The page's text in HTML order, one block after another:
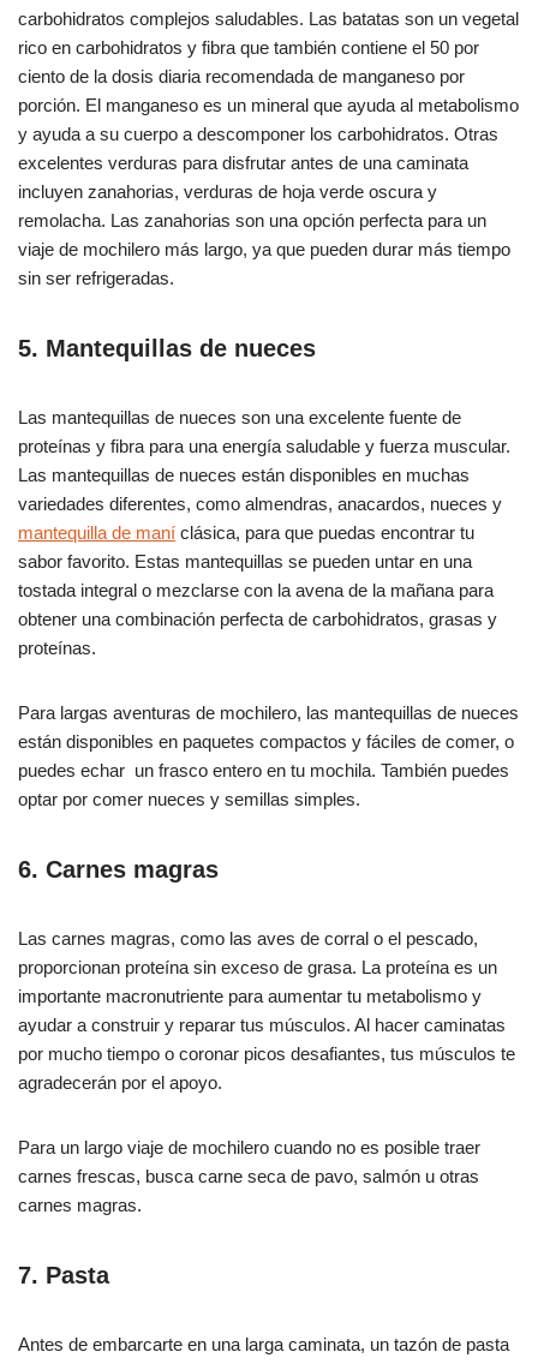
carbohidratos complejos saludables. Las batatas son un vegetal
rico en carbohidratos y fibra que también contiene el 50 por
ciento de la dosis diaria recomendada de manganeso por
porción. El manganeso es un mineral que ayuda al metabolismo
y ayuda a su cuerpo a descomponer los carbohidratos. Otras
excelentes verduras para disfrutar antes de una caminata
incluyen zanahorias, verduras de hoja verde oscura y
remolacha. Las zanahorias son una opción perfecta para un
viaje de mochilero más largo, ya que pueden durar más tiempo
sin ser refrigeradas.
5. Mantequillas de nueces
Las mantequillas de nueces son una excelente fuente de
proteínas y fibra para una energía saludable y fuerza muscular.
Las mantequillas de nueces están disponibles en muchas
variedades diferentes, como almendras, anacardos, nueces y
mantequilla de maní clásica, para que puedas encontrar tu
sabor favorito. Estas mantequillas se pueden untar en una
tostada integral o mezclarse con la avena de la mañana para
obtener una combinación perfecta de carbohidratos, grasas y
proteínas.
Para largas aventuras de mochilero, las mantequillas de nueces
están disponibles en paquetes compactos y fáciles de comer, o
puedes echar un frasco entero en tu mochila. También puedes
optar por comer nueces y semillas simples.
6. Carnes magras
Las carnes magras, como las aves de corral o el pescado,
proporcionan proteína sin exceso de grasa. La proteína es un
importante macronutriente para aumentar tu metabolismo y
ayudar a construir y reparar tus músculos. Al hacer caminatas
por mucho tiempo o coronar picos desafiantes, tus músculos te
agradecerán por el apoyo.
Para un largo viaje de mochilero cuando no es posible traer
carnes frescas, busca carne seca de pavo, salmón u otras
carnes magras.
7. Pasta
Antes de embarcarte en una larga caminata, un tazón de pasta